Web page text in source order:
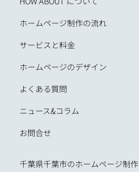
ホームページ制作の流れ
サービスと料金
ホームページのデザイン
よくある質問
ニュース&コラム
お問合せ
千葉県千葉市のホームページ制作